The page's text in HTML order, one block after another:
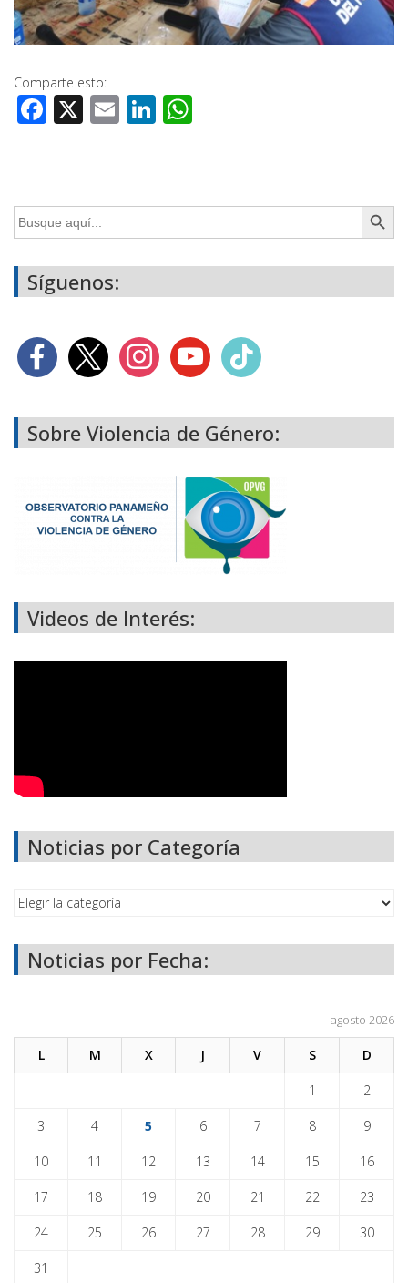
Comparte esto:
Facebook
X EmailLinkedIn
Buscar: Botón de
Síguenos:
Sobre Violencia de Género:
Videos de Interés:
Noticias por Categoría
Noticias por Fecha:
agosto 2026
L M X J V S D
1 2
3 4 5 6 7 8 9
10 11 12 13 14 15 16
17 18 19 20 21 22 23
24 25 26 27 28 29 30
31